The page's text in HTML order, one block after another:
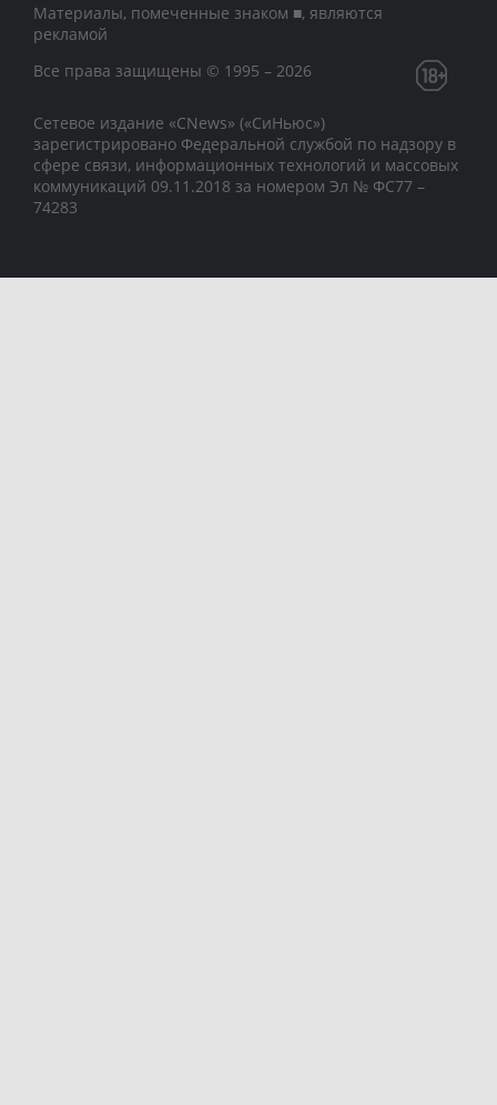
Материалы, помеченные знаком ■, являются
рекламой
Все права защищены © 1995 – 2026
Сетевое издание «CNews» («СиНьюс»)
зарегистрировано Федеральной службой по надзору в
сфере связи, информационных технологий и массовых
коммуникаций 09.11.2018 за номером Эл № ФС77 –
74283